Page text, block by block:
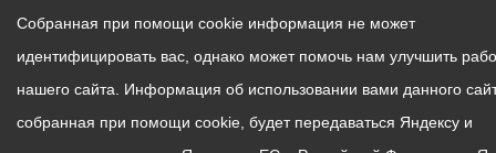
Собранная при помощи cookie информация не может
идентифицировать вас, однако может помочь нам улучшить
нашего сайта. Информация об использовании вами данного
собранная при помощи cookie, будет передаваться Яндексу и